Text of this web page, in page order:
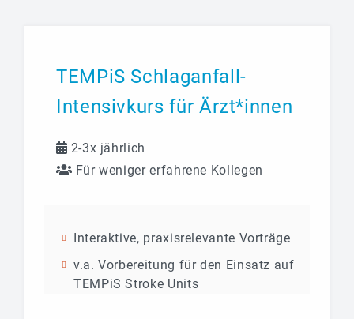
TEMPiS Schlaganfall-
Intensivkurs für Ärzt*innen
2-3x jährlich
Für weniger erfahrene Kollegen
Interaktive, praxisrelevante Vorträge
v.a. Vorbereitung für den Einsatz auf
TEMPiS Stroke Units